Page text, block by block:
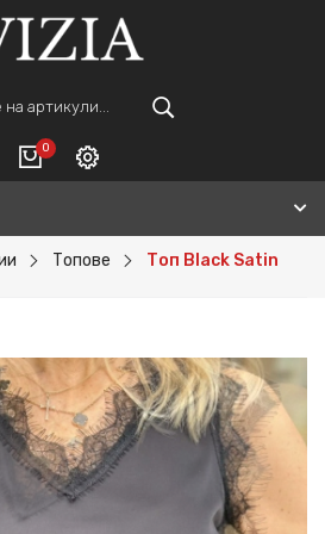
0
КОЛИЧКА Е ПРАЗНА.
ПОРЪЧАЙ
Регистрация
Топове Топ Black Satin